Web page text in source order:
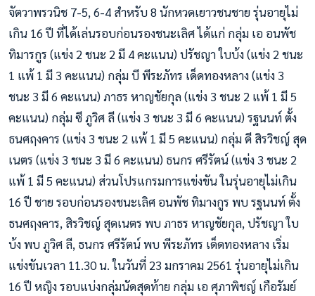
จัตวาพรวนิช 7-5, 6-4 สำหรับ 8 นักหวดเยาวชนชาย รุ่นอายุไม่
เกิน 16 ปี ที่ได้เล่นรอบก่อนรองชนะเลิศ ได้แก่ กลุ่ม เอ อนพัช
ทิมารกูร (แข่ง 2 ชนะ 2 มี 4 คะแนน) ปรัชญา ใบบ้ง (แข่ง 2 ชนะ
1 แพ้ 1 มี 3 คะแนน) กลุ่ม บี พีระภัทร เด็ดทองหลาง (แข่ง 3
ชนะ 3 มี 6 คะแนน) ภาธร หาญชัยกุล (แข่ง 3 ชนะ 2 แพ้ 1 มี 5
คะแนน) กลุ่ม ซี ภูวิศ ลี (แข่ง 3 ชนะ 3 มี 6 คะแนน) รฐนนท์ ตั้ง
ธนศฤงคาร (แข่ง 3 ชนะ 2 แพ้ 1 มี 5 คะแนน) กลุ่ม ดี สิรวิชญ์ สุด
เนตร (แข่ง 3 ชนะ 3 มี 6 คะแนน) ธนกร ศรีรัตน์ (แข่ง 3 ชนะ 2
แพ้ 1 มี 5 คะแนน) ส่วนโปรแกรมการแข่งขัน ในรุ่นอายุไม่เกิน
16 ปี ชาย รอบก่อนรองชนะเลิศ อนพัช ทิมางกูร พบ รฐนนท์ ตั้ง
ธนศฤงคาร, สิรวิชญ์ สุดเนตร พบ ภาธร หาญชัยกุล, ปรัชญา ใบ
บ้ง พบ ภูวิศ ลี, ธนกร ศรีรัตน์ พบ พีระภัทร เด็ดทองหลาง เริ่ม
แข่งขันเวลา 11.30 น. ในวันที่ 23 มกราคม 2561 รุ่นอายุไม่เกิน
16 ปี หญิง รอบแบ่งกลุ่มนัดสุดท้าย กลุ่ม เอ ศุภาพิชญ์ เกือรัมย์